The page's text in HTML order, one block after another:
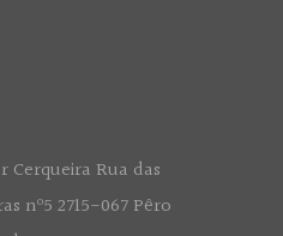
Rua das
nº5 2715-067 Pêro